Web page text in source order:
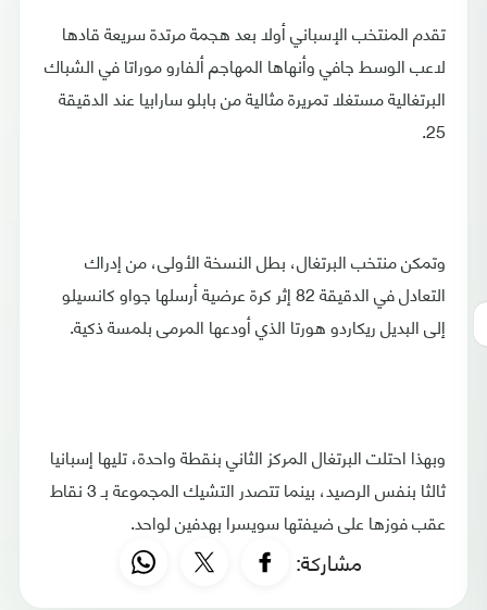
تقدم المنتخب الإسباني أولا بعد هجمة مرتدة سريعة قادها
لاعب الوسط جافي وأنهاها المهاجم ألفارو موراتا في الشباك
البرتغالية مستغلا تمريرة مثالية من بابلو سارابيا عند الدقيقة
25.
وتمكن منتخب البرتغال، بطل النسخة الأولى، من إدراك
التعادل في الدقيقة 82 إثر كرة عرضية أرسلها جواو كانسيلو
إلى البديل ريكاردو هورتا الذي أودعها المرمى بلمسة ذكية.
وبهذا احتلت البرتغال المركز الثاني بنقطة واحدة، تليها إسبانيا
ثالثا بنفس الرصيد، بينما تتصدر التشيك المجموعة بـ 3 نقاط
عقب فوزها على ضيفتها سويسرا بهدفين لواحد.​​​​​​​
مشاركة: